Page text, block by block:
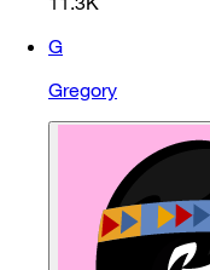
G
Gregory